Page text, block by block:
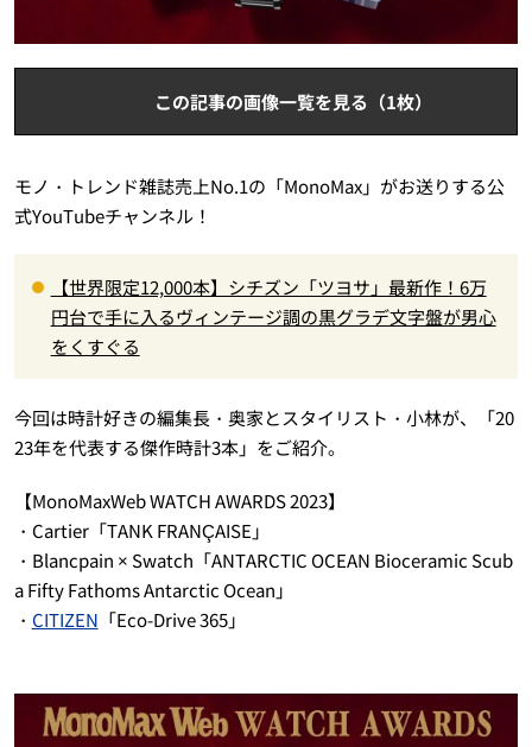
この記事の画像一覧を見る（1枚）
モノ・トレンド雑誌売上No.1の「MonoMax」がお送りする公
式YouTubeチャンネル！
【世界限定12,000本】シチズン「ツヨサ」最新作！6万
円台で手に入るヴィンテージ調の黒グラデ文字盤が男心
をくすぐる
今回は時計好きの編集長・奥家とスタイリスト・小林が、「20
23年を代表する傑作時計3本」をご紹介。
【MonoMaxWeb WATCH AWARDS 2023】
・Cartier「TANK FRANÇAISE」
・Blancpain × Swatch「ANTARCTIC OCEAN Bioceramic Scub
a Fifty Fathoms Antarctic Ocean」
・ CITIZEN 「Eco-Drive 365」